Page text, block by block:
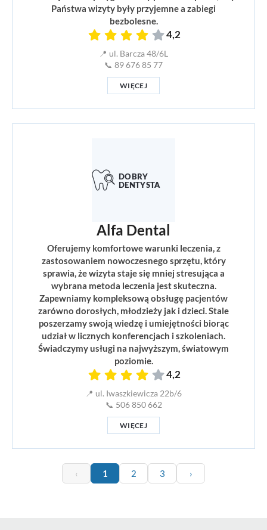
Państwa wizyty były przyjemne a zabiegi
bezbolesne.
4,2
📍 ul. Barcza 48/6L
📞 89 676 85 77
WIĘCEJ
Alfa Dental
Oferujemy komfortowe warunki leczenia, z
zastosowaniem nowoczesnego sprzętu, który
sprawia, że wizyta staje się mniej stresująca a
wybrana metoda leczenia jest skuteczna.
Zapewniamy kompleksową obsługę pacjentów
zarówno dorosłych, młodzieży jak i dzieci. Stale
poszerzamy swoją wiedzę i umiejętności biorąc
udział w licznych konferencjach i szkoleniach.
Świadczymy usługi na najwyższym, światowym
poziomie.
4,2
📍 ul. Iwaszkiewicza 22b/6
📞 506 850 662
WIĘCEJ
‹ 1 2 3 ›